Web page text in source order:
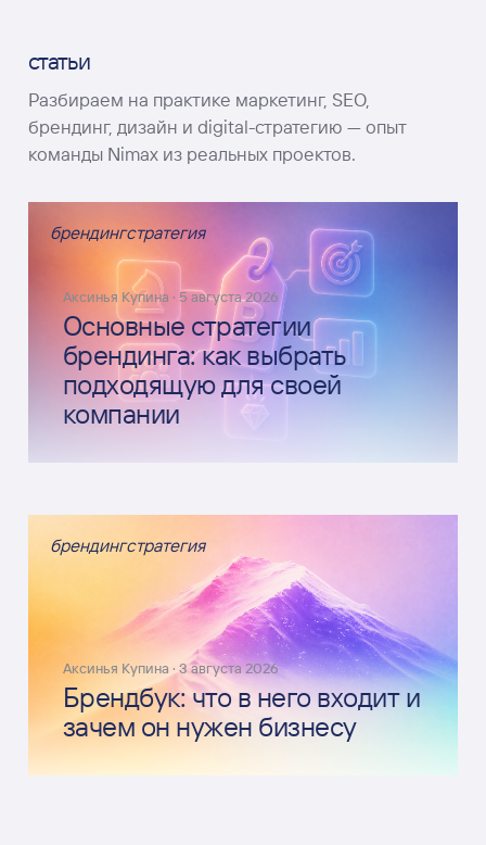
статьи
Разбираем на практике маркетинг, SEO,
брендинг, дизайн и digital-стратегию — опыт
команды Nimax из реальных проектов.
брендингстратегия
Аксинья Купина · 5 августа 2026
Основные стратегии
брендинга: как выбрать
подходящую для своей
компании
брендингстратегия
Аксинья Купина · 3 августа 2026
Брендбук: что в него входит и
зачем он нужен бизнесу